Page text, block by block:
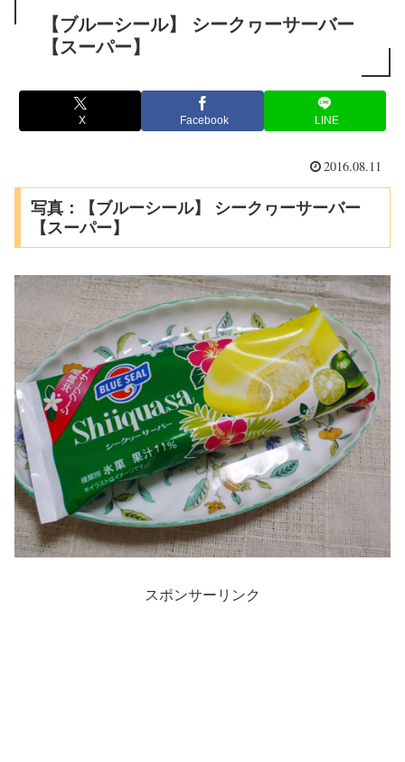
【ブルーシール】 シークヮーサーバー
【スーパー】
X Facebook LINE
2016.08.11
写真：【ブルーシール】 シークヮーサーバー
【スーパー】
スポンサーリンク